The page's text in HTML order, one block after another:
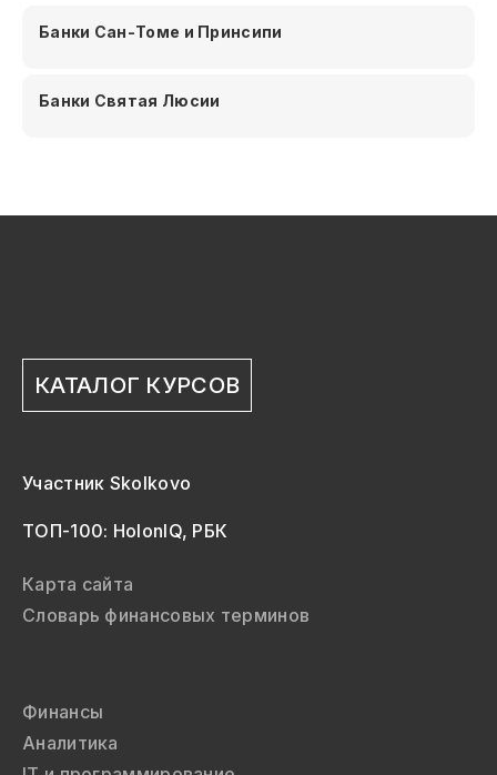
Банки Сан-Томе и Принсипи
Банки Святая Люсии
КАТАЛОГ КУРСОВ
Участник Skolkovo
ТОП-100: HolonIQ, РБК
Карта сайта
Словарь финансовых терминов
Финансы
Аналитика